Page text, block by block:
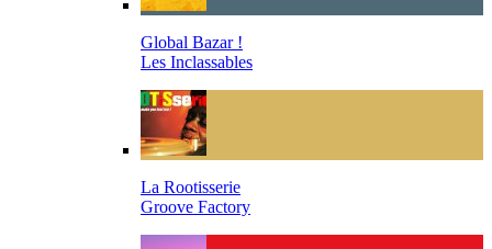
Global Bazar !
Les Inclassables
La Rootisserie
Groove Factory